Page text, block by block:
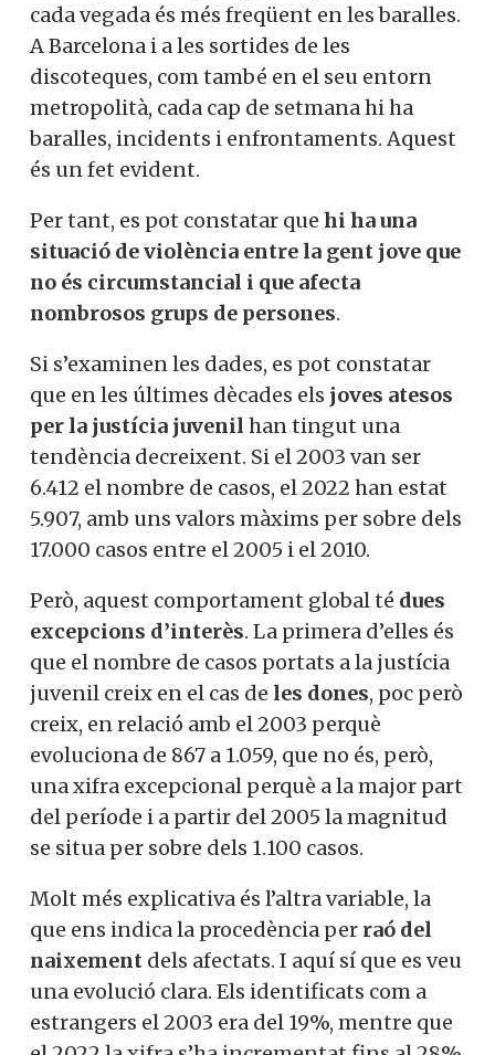
cada vegada és més freqüent en les baralles.
A Barcelona i a les sortides de les
discoteques, com també en el seu entorn
metropolità, cada cap de setmana hi ha
baralles, incidents i enfrontaments. Aquest
és un fet evident.
Per tant, es pot constatar que hi ha una
situació de violència entre la gent jove que
no és circumstancial i que afecta
nombrosos grups de persones.
Si s’examinen les dades, es pot constatar
que en les últimes dècades els joves atesos
per la justícia juvenil han tingut una
tendència decreixent. Si el 2003 van ser
6.412 el nombre de casos, el 2022 han estat
5.907, amb uns valors màxims per sobre dels
17.000 casos entre el 2005 i el 2010.
Però, aquest comportament global té dues
excepcions d’interès. La primera d’elles és
que el nombre de casos portats a la justícia
juvenil creix en el cas de les dones, poc però
creix, en relació amb el 2003 perquè
evoluciona de 867 a 1.059, que no és, però,
una xifra excepcional perquè a la major part
del període i a partir del 2005 la magnitud
se situa per sobre dels 1.100 casos.
Molt més explicativa és l’altra variable, la
que ens indica la procedència per raó del
naixement dels afectats. I aquí sí que es veu
una evolució clara. Els identificats com a
estrangers el 2003 era del 19%, mentre que